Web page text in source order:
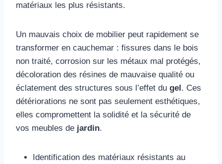
matériaux les plus résistants.
Un mauvais choix de mobilier peut rapidement se
transformer en cauchemar : fissures dans le bois
non traité, corrosion sur les métaux mal protégés,
décoloration des résines de mauvaise qualité ou
éclatement des structures sous l’effet du gel . Ces
détériorations ne sont pas seulement esthétiques,
elles compromettent la solidité et la sécurité de
vos meubles de jardin.
Identification des matériaux résistants au